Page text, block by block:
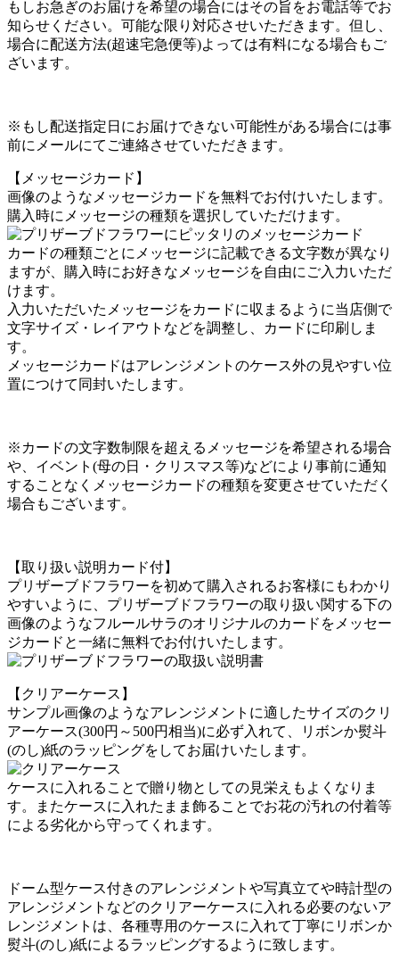
もしお急ぎのお届けを希望の場合にはその旨をお電話等でお
知らせください。可能な限り対応させいただきます。但し、
場合に配送方法(超速宅急便等)よっては有料になる場合もご
ざいます。
※もし配送指定日にお届けできない可能性がある場合には事
前にメールにてご連絡させていただきます。
【メッセージカード】
画像のようなメッセージカードを無料でお付けいたします。
購入時にメッセージの種類を選択していただけます。
カードの種類ごとにメッセージに記載できる文字数が異なり
ますが、購入時にお好きなメッセージを自由にご入力いただ
けます。
入力いただいたメッセージをカードに収まるように当店側で
文字サイズ・レイアウトなどを調整し、カードに印刷しま
す。
メッセージカードはアレンジメントのケース外の見やすい位
置につけて同封いたします。
※カードの文字数制限を超えるメッセージを希望される場合
や、イベント(母の日・クリスマス等)などにより事前に通知
することなくメッセージカードの種類を変更させていただく
場合もございます。
【取り扱い説明カード付】
プリザーブドフラワーを初めて購入されるお客様にもわかり
やすいように、プリザーブドフラワーの取り扱い関する下の
画像のようなフルールサラのオリジナルのカードをメッセー
ジカードと一緒に無料でお付けいたします。
【クリアーケース】
サンプル画像のようなアレンジメントに適したサイズのクリ
アーケース(300円～500円相当)に必ず入れて、リボンか熨斗
(のし)紙のラッピングをしてお届けいたします。
ケースに入れることで贈り物としての見栄えもよくなりま
す。またケースに入れたまま飾ることでお花の汚れの付着等
による劣化から守ってくれます。
ドーム型ケース付きのアレンジメントや写真立てや時計型の
アレンジメントなどのクリアーケースに入れる必要のないア
レンジメントは、各種専用のケースに入れて丁寧にリボンか
熨斗(のし)紙によるラッピングするように致します。